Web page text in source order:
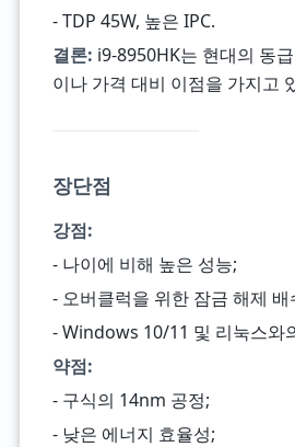
- TDP 45W, 높은 IPC.
결론: i9-8950HK는 현대의 동
이나 가격 대비 이점을 가지고
장단점
강점:
- 나이에 비해 높은 성능;
- 오버클럭을 위한 잠금 해제 배
- Windows 10/11 및 리눅스와
약점:
- 구식의 14nm 공정;
- 낮은 에너지 효율성;